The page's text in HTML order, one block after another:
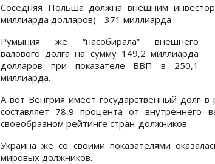
Соседняя Польша должна внешним
миллиарда долларов) - 371 миллиарда.
Румыния же “насобирала” внешнего
валового долга на сумму 149,2 миллиарда
долларов при показателе ВВП в 250,1
миллиарда.
А вот Венгрия имеет государственный долг
составляет 78,9 процента от внутреннего
своеобразном рейтинге стран-должников.
Украина же со своими показателями
мировых должников.